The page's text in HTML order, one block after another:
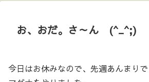
お、おだ。さ～ん (^_^;)
今日はお休みなので、先週あんまり